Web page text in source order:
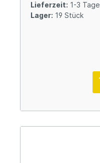
Lieferzeit: 1-3 Tage
Lager: 19 Stück